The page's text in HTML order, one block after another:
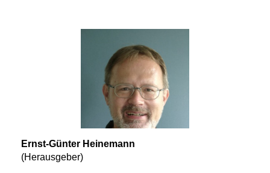
Ernst-Günter Heinemann
(Herausgeber)